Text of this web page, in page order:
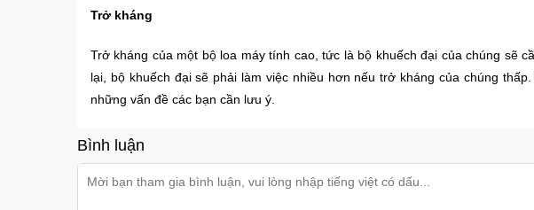
Trở kháng
Trở kháng của một bộ loa máy tính cao, tức là bộ khuếch đại của chúng sẽ
lại, bộ khuếch đại sẽ phải làm việc nhiều hơn nếu trở kháng của chúng
những vấn đề các bạn cần lưu ý.
Bình luận